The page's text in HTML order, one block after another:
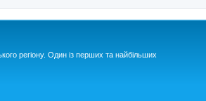
регіону. Один із перших та найбільших